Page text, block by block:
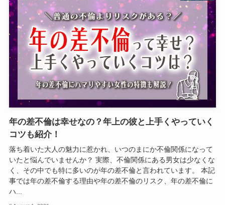
年の差不倫は幸せなの？年上の彼と上手くやっていく
コツも紹介！
落ち着いた大人の魅力に惹かれ、いつのまにか不倫関係になって
いたと悩んでいませんか？ 実際、不倫関係にある男女は少なくな
く、その中でも特に多いのが年の差不倫と言われています。 本記
事では年の差不倫する理由や年の差不倫のリスク、年の差不倫に
ハ...